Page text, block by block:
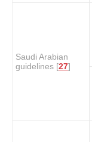
Saudi Arabian
guidelines [27]